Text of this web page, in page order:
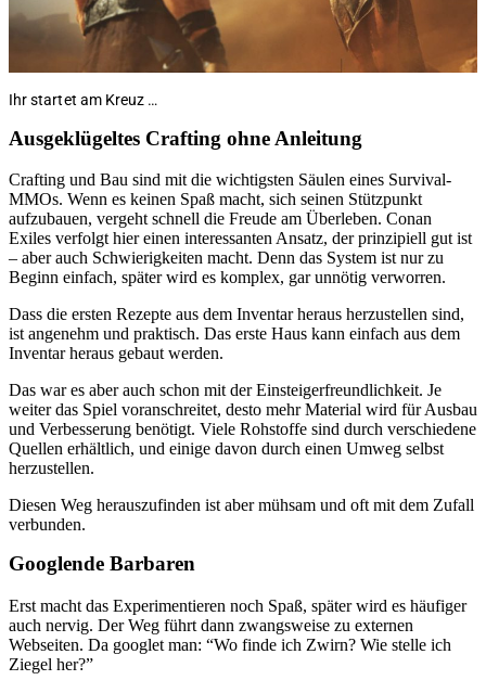
Ihr startet am Kreuz …
Ausgeklügeltes Crafting ohne Anleitung
Crafting und Bau sind mit die wichtigsten Säulen eines Survival-
MMOs. Wenn es keinen Spaß macht, sich seinen Stützpunkt
aufzubauen, vergeht schnell die Freude am Überleben. Conan
Exiles verfolgt hier einen interessanten Ansatz, der prinzipiell gut ist
– aber auch Schwierigkeiten macht. Denn das System ist nur zu
Beginn einfach, später wird es komplex, gar unnötig verworren.
Dass die ersten Rezepte aus dem Inventar heraus herzustellen sind,
ist angenehm und praktisch. Das erste Haus kann einfach aus dem
Inventar heraus gebaut werden.
Das war es aber auch schon mit der Einsteigerfreundlichkeit. Je
weiter das Spiel voranschreitet, desto mehr Material wird für Ausbau
und Verbesserung benötigt. Viele Rohstoffe sind durch verschiedene
Quellen erhältlich, und einige davon durch einen Umweg selbst
herzustellen.
Diesen Weg herauszufinden ist aber mühsam und oft mit dem Zufall
verbunden.
Googlende Barbaren
Erst macht das Experimentieren noch Spaß, später wird es häufiger
auch nervig. Der Weg führt dann zwangsweise zu externen
Webseiten. Da googlet man: “Wo finde ich Zwirn? Wie stelle ich
Ziegel her?”